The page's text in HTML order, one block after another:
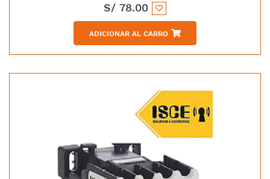
S/ 78.00
ADICIONAR AL CARRO